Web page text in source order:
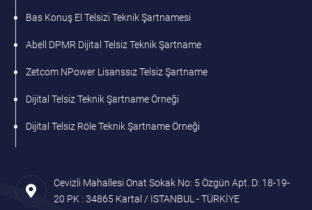
Bas Konuş El Telsizi Teknik Şartnamesi
Abell DPMR Dijital Telsiz Teknik Şartname
Zetcom NPower Lisanssız Telsiz Şartname
Dijital Telsiz Teknik Şartname Örneği
Dijital Telsiz Röle Teknik Şartname Örneği
Cevizli Mahallesi Onat Sokak No: 5 Özgün Apt. D: 18-19-
20 PK : 34865 Kartal / ISTANBUL - TÜRKİYE